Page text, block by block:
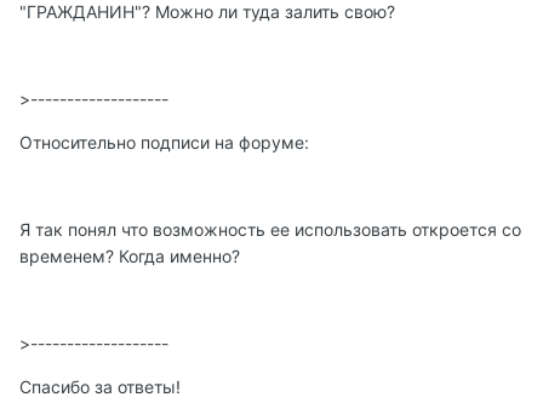
"ГРАЖДАНИН"? Можно ли туда залить свою?
>-------------------
Относительно подписи на форуме:
Я так понял что возможность ее использовать откроется со
временем? Когда именно?
>-------------------
Спасибо за ответы!